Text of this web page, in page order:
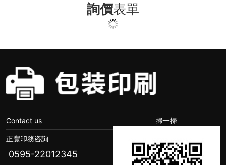
詢價表單
Contact us
正豐印務咨詢
0595-22012345
掃一掃